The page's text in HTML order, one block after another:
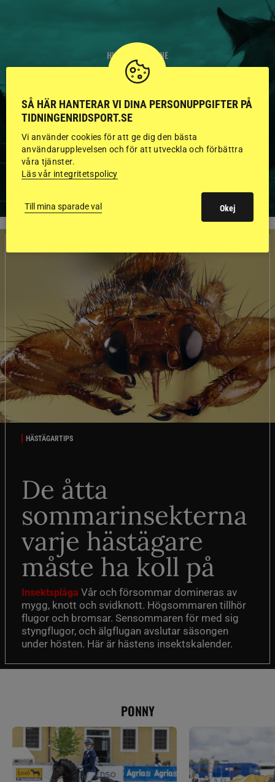
HINGSTAR ONLINE
GODKÄNDA HINGSTAR I
FLERA KATEGORIER MED
BILDER OCH FAKTA
VISA ALLA HINGSTAR
HÄSTÄGARTIPS
De åtta
sommarinsekterna
varje hästägare
måste ha koll på
Insektsplåga Vår och försommar domineras av
mygg, knott och svidknott. Högsommaren tillhör
flugor och bromsar. Sensommaren för med sig
styngflugor, och älgflugan avslutar säsongen
under hösten. Här är hästens insektskalender.
PONNY
SÅ HÄR HANTERAR VI DINA PERSONUPPGIFTER PÅ
TIDNINGENRIDSPORT.SE
Vi använder cookies för att ge dig den bästa
användarupplevelsen och för att utveckla och förbättra
våra tjänster.
Läs vår integritetspolicy
Till mina sparade val Okej